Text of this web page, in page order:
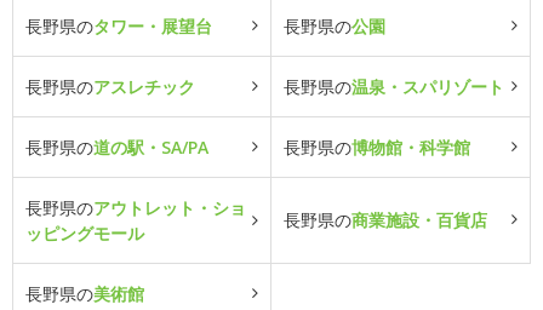
長野県のタワー・展望台 長野県の公園
長野県のアスレチック 長野県の温泉・スパリゾート
長野県の道の駅・SA/PA 長野県の博物館・科学館
長野県のアウトレット・ショ
ッピングモール
長野県の商業施設・百貨店
長野県の美術館